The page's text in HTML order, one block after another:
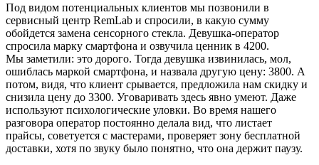
Под видом потенциальных клиентов мы позвонили в
сервисный центр RemLab и спросили, в какую сумму
обойдется замена сенсорного стекла. Девушка-оператор
спросила марку смартфона и озвучила ценник в 4200.
Мы заметили: это дорого. Тогда девушка извинилась, мол,
ошиблась маркой смартфона, и назвала другую цену: 3800. А
потом, видя, что клиент срывается, предложила нам скидку и
снизила цену до 3300. Уговаривать здесь явно умеют. Даже
используют психологические уловки. Во время нашего
разговора оператор постоянно делала вид, что листает
прайсы, советуется с мастерами, проверяет зону бесплатной
доставки, хотя по звуку было понятно, что она держит паузу.